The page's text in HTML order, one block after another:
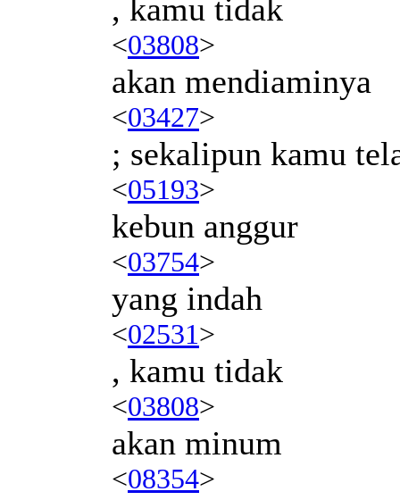
, kamu tidak
<03808>
akan mendiaminya
<03427>
; sekalipun kamu
<05193>
kebun anggur
<03754>
yang indah
<02531>
, kamu tidak
<03808>
akan minum
<08354>